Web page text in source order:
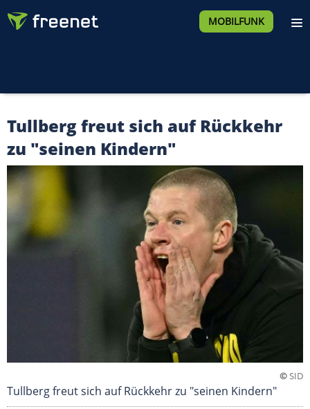
MOBILFUNK
Tullberg freut sich auf Rückkehr
zu "seinen Kindern"
©SID
Tullberg freut sich auf Rückkehr zu "seinen Kindern"